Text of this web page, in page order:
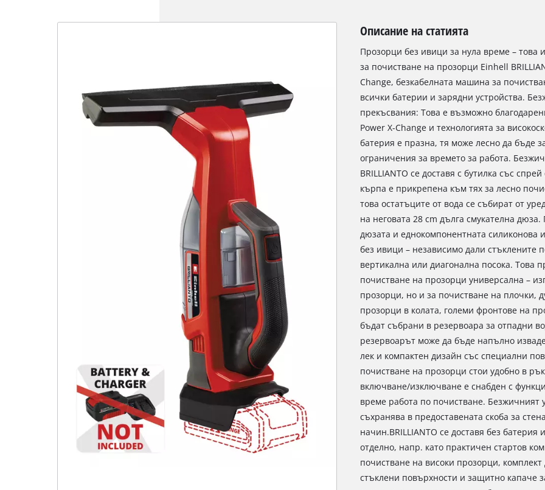
Описание на статията
Прозорци без ивици за нула време –
за почистване на прозорци Einhell
Change, безкабелната машина за
всички батерии и зарядни устройства.
прекъсвания: Това е възможно
Power X-Change и технологията за
батерия е празна, тя може лесно да бъде
ограничения за времето за работа.
BRILLIANTO се доставя с бутилка със
кърпа е прикрепена към тях за лесно
това остатъците от вода се събират от
на неговата 28 cm дълга смукателна
дюзата и еднокомпонентната силиконова
без ивици – независимо дали стъклените
вертикална или диагонална посока. Това
почистване на прозорци универсална –
прозорци, но и за почистване на плочки,
прозорци в колата, големи фронтове на
бъдат събрани в резервоара за отпадни
резервоарът може да бъде напълно
лек и компактен дизайн със специални
почистване на прозорци стои удобно в
включване/изключване е снабден с
време работа по почистване. Безжичният
съхранява в предоставената скоба за
начин.BRILLIANTO се доставя без батерия
отделно, напр. като практичен стартов
почистване на високи прозорци,
стъклени повърхности и защитно капаче